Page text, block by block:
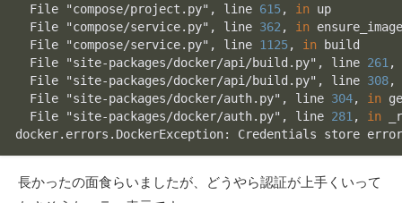
  File "compose/project.py", line
615, in up
  File "compose/service.py", line
362 , in
  File "compose/service.py", line
1125, in build
  File "site-packages/docker/api/build.py", line
261
  File "site-packages/docker/api/build.py", line
308
  File "site-packages/docker/auth.py", line
304, in
  File "site-packages/docker/auth.py", line
281 , in
docker.errors.DockerException: Credentials store
長かったの面食らいましたが、どうやら認証が上手くいって